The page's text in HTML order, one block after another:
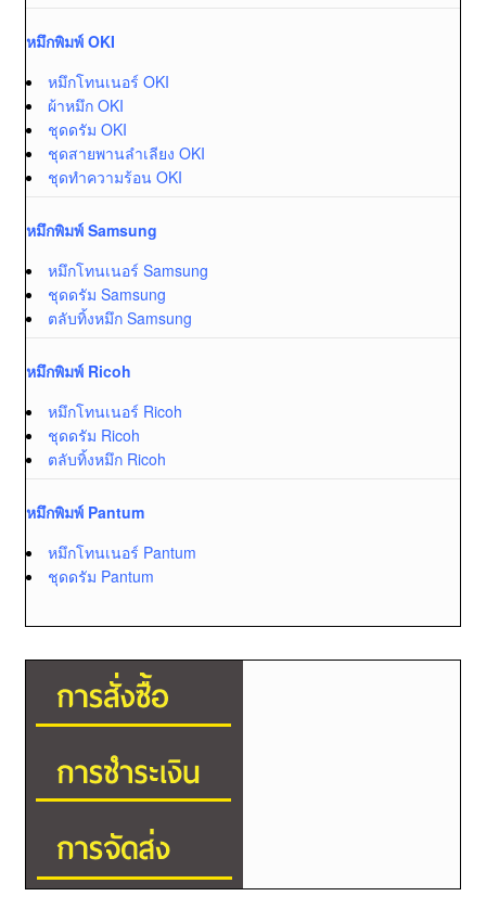
หมึกพิมพ์ OKI
หมึกโทนเนอร์ OKI
ผ้าหมึก OKI
ชุดดรัม OKI
ชุดสายพานลำเลียง OKI
ชุดทำความร้อน OKI
หมึกพิมพ์ Samsung
หมึกโทนเนอร์ Samsung
ชุดดรัม Samsung
ตลับทิ้งหมึก Samsung
หมึกพิมพ์ Ricoh
หมึกโทนเนอร์ Ricoh
ชุดดรัม Ricoh
ตลับทิ้งหมึก Ricoh
หมึกพิมพ์ Pantum
หมึกโทนเนอร์ Pantum
ชุดดรัม Pantum